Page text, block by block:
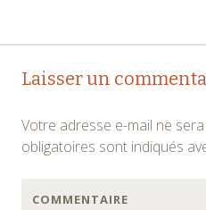
Navigation
articles
Laisser un
Votre adresse e-mail ne
obligatoires sont indiqués
COMMENTAIRE